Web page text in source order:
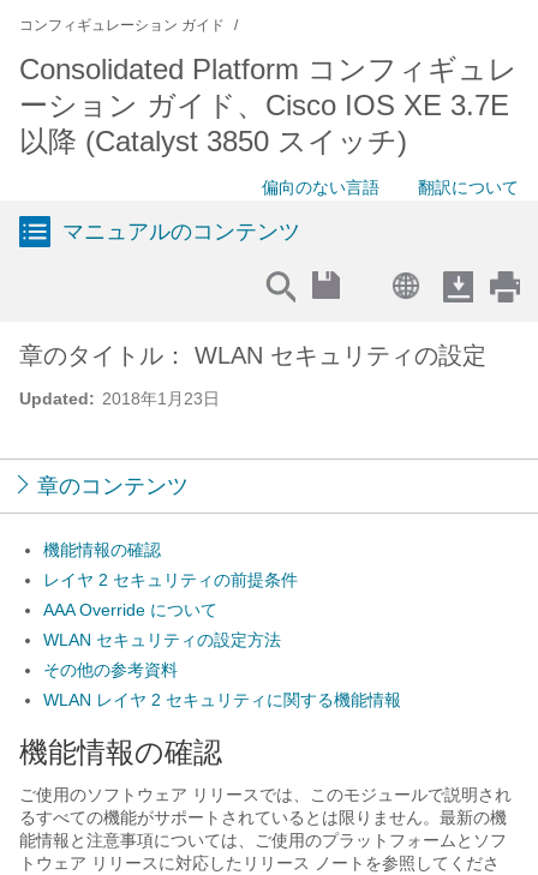
コンフィギュレーション ガイド
Consolidated Platform コンフィギュレ
ーション ガイド、Cisco IOS XE 3.7E
以降 (Catalyst 3850 スイッチ)
偏向のない言語 翻訳について
マニュアルのコンテンツ
Updated: 2018年1月23日
章のタイトル： WLAN セキュリティの設定
章のコンテンツ
機能情報の確認
レイヤ 2 セキュリティの前提条件
AAA Override について
WLAN セキュリティの設定方法
その他の参考資料
WLAN レイヤ 2 セキュリティに関する機能情報
機能情報の確認
ご使用のソフトウェア リリースでは、このモジュールで説明され
るすべての機能がサポートされているとは限りません。最新の機
能情報と注意事項については、ご使用のプラットフォームとソフ
トウェア リリースに対応したリリース ノートを参照してくださ